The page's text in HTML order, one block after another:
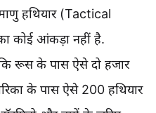
हथियार (Tactical
कोई आंकड़ा नहीं है.
रूस के पास ऐसे दो हजार
के पास ऐसे 200 हथियार